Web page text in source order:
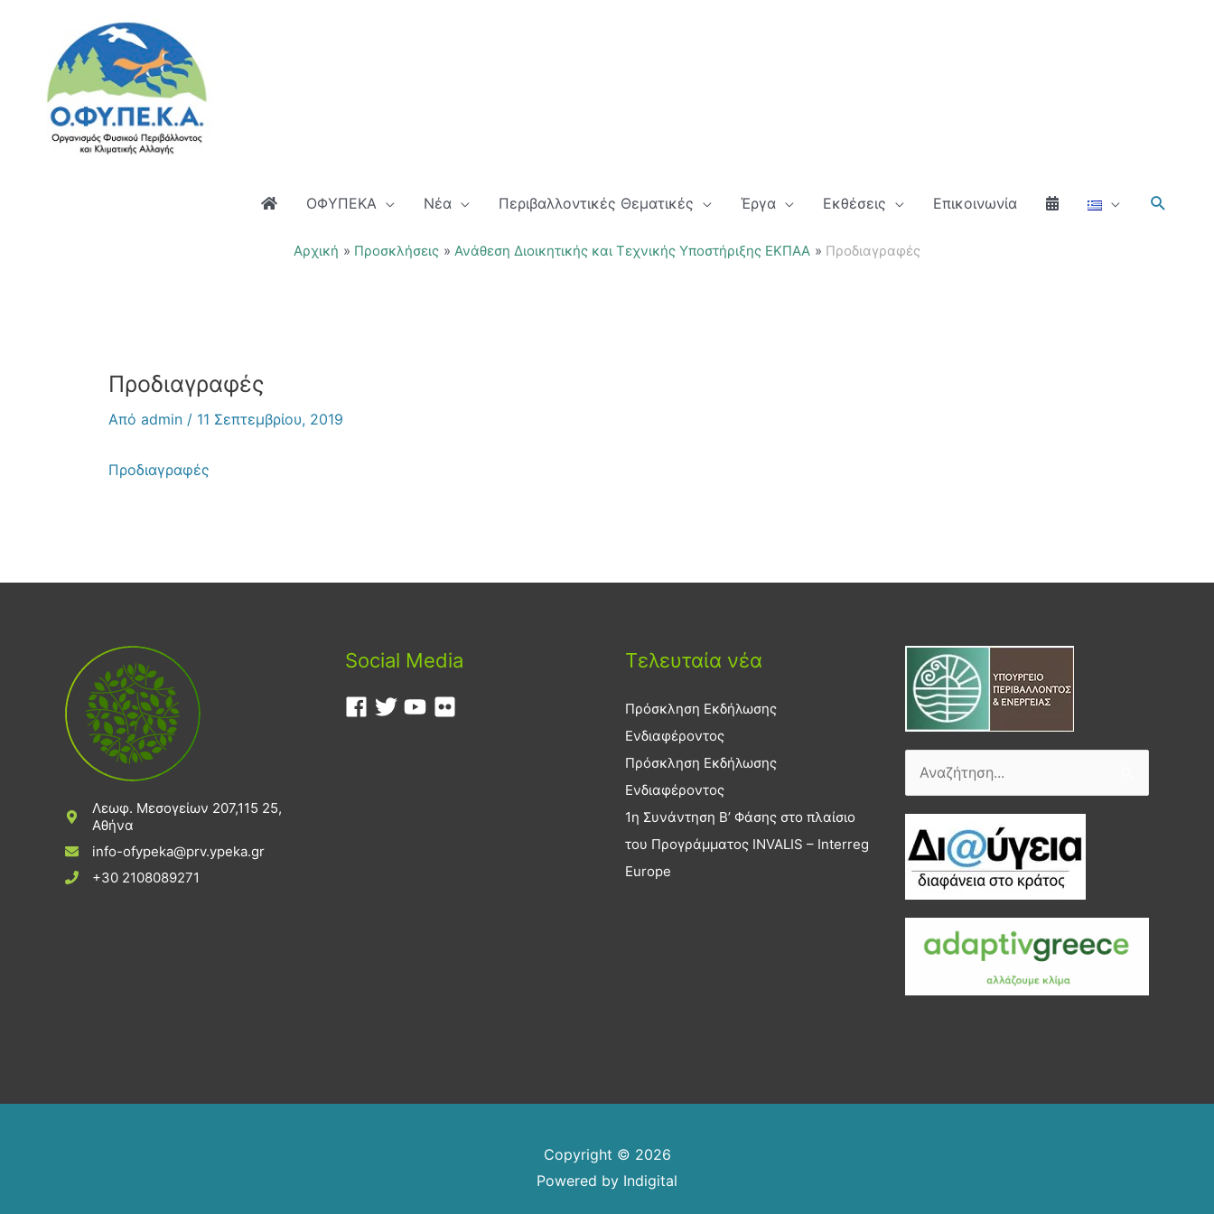
περιεχόμενο
ΟΦΥΠΕΚΑ Νέα Περιβαλλοντικές Θεματικές Έργα Εκθέσεις Επικοινωνία
Αρχική Προσκλήσεις Ανάθεση Διοικητικής και Τεχνικής Υποστήριξης ΕΚΠΑΑ Προδιαγραφές
Προδιαγραφές
Από admin / 11 Σεπτεμβρίου, 2019
Προδιαγραφές
Λεωφ. Μεσογείων 207,115 25,
Αθήνα
info-ofypeka@prv.ypeka.gr
+30 2108089271
Social Media Τελευταία νέα
Πρόσκληση Εκδήλωσης
Ενδιαφέροντος
Πρόσκληση Εκδήλωσης
Ενδιαφέροντος
1η Συνάντηση Β’ Φάσης στο πλαίσιο
του Προγράμματος INVALIS – Interreg
Europe
Αναζήτηση
Copyright © 2026
Powered by Indigital